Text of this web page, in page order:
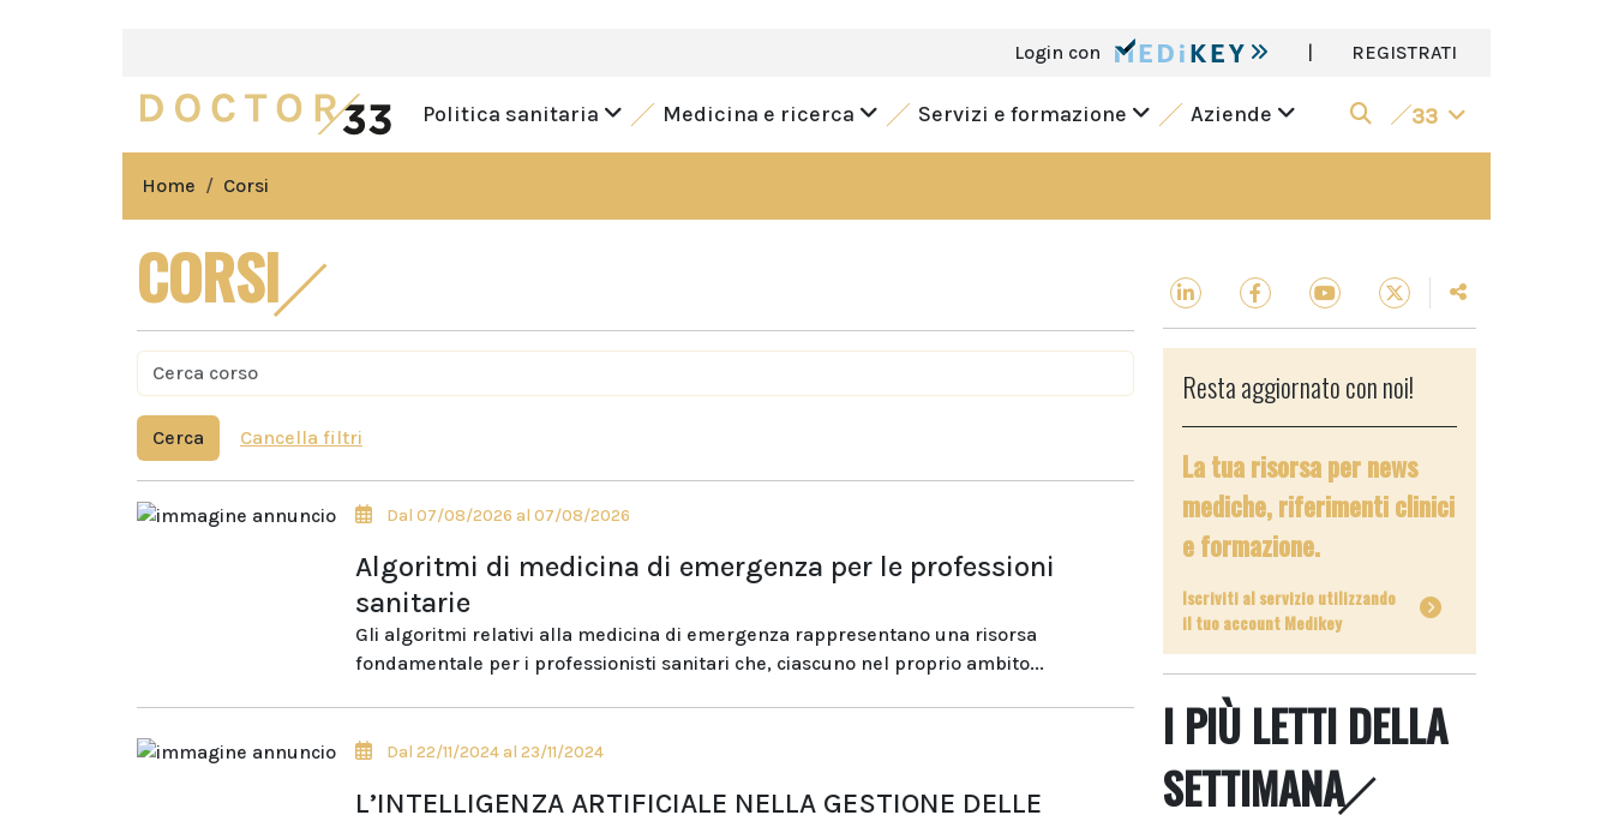
Login con | REGISTRATI
Politica sanitaria Medicina e ricerca Servizi e formazione Aziende 33
Home Corsi
CORSI
Cerca Cancella filtri
Dal 07/08/2026 al 07/08/2026
Algoritmi di medicina di emergenza per le professioni
sanitarie
Gli algoritmi relativi alla medicina di emergenza rappresentano una risorsa
fondamentale per i professionisti sanitari che, ciascuno nel proprio ambito...
Dal 22/11/2024 al 23/11/2024
L’INTELLIGENZA ARTIFICIALE NELLA GESTIONE DELLE
Resta aggiornato con noi!
La tua risorsa per news
mediche, riferimenti clinici
e formazione.
Iscriviti al servizio utilizzando
il tuo account Medikey
I PIÙ LETTI DELLA
SETTIMANA